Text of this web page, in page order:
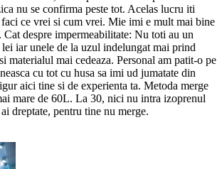
nu se confirma peste tot. Acelas lucru iti
faci ce vrei si cum vrei. Mie imi e mult mai bine
Cat despre impermeabilitate: Nu toti au un
lei iar unele de la uzul indelungat mai prind
materialul mai cedeaza. Personal am patit-o pe
cu tot cu husa sa imi ud jumatate din
aici tine si de experienta ta. Metoda merge
mare de 60L. La 30, nici nu intra izoprenul
dreptate, pentru tine nu merge.